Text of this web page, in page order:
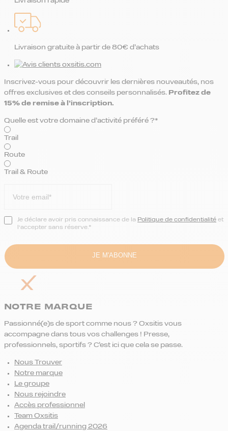
Livraison gratuite à partir de 80€ d’achats
Inscrivez-vous pour découvrir les dernières nouveautés, nos
offres exclusives et des conseils personnalisés. Profitez de
15% de remise à l’inscription.
Quelle est votre domaine d’activité préféré ?*
Trail
Route
Trail & Route
Je déclare avoir pris connaissance de la Politique de confidentialité et
l’accepter sans réserve.*
NOTRE MARQUE
Passionné(e)s de sport comme nous ? Oxsitis vous
accompagne dans tous vos challenges ! Presse,
professionnels, sportifs ? C’est ici que cela se passe.
Nous Trouver
Notre marque
Le groupe
Nous rejoindre
Accès professionnel
Team Oxsitis
Agenda trail/running 2026